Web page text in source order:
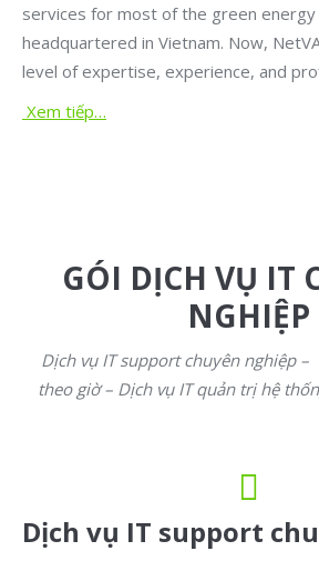
services for most of the green
headquartered in Vietnam. Now,
level of expertise, experience, and
Xem tiếp…
GÓI DỊCH VỤ IT
NGHIỆP
Dịch vụ IT support chuyên nghiệp –
theo giờ – Dịch vụ IT quản trị hệ
Dịch vụ IT support